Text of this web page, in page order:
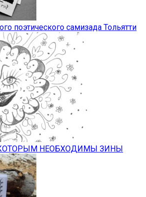
поэтического самизада Тольятти
НЕОБХОДИМЫ ЗИНЫ